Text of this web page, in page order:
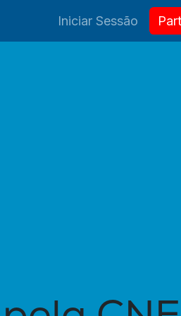
Iniciar Sessão